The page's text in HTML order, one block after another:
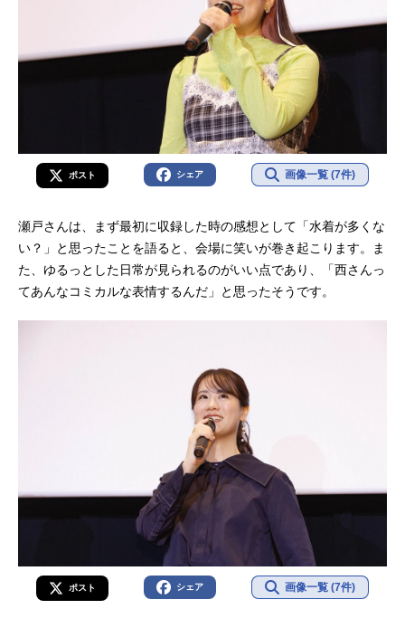
ポスト シェア 画像一覧 (7件)
瀬戸さんは、まず最初に収録した時の感想として「水着が多くな
い？」と思ったことを語ると、会場に笑いが巻き起こります。ま
た、ゆるっとした日常が見られるのがいい点であり、「西さんっ
てあんなコミカルな表情するんだ」と思ったそうです。
ポスト シェア 画像一覧 (7件)